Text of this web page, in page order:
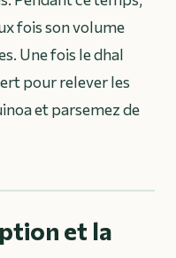
fois son volume
Une fois le dhal
pour relever les
et parsemez de
et la